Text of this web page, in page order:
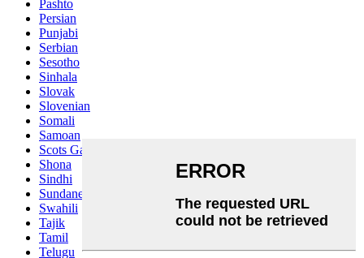
Pashto
Persian
Punjabi
Serbian
Sesotho
Sinhala
Slovak
Slovenian
Somali
Samoan
Scots Gaelic
Shona
Sindhi
Sundanese
Swahili
Tajik
Tamil
Telugu